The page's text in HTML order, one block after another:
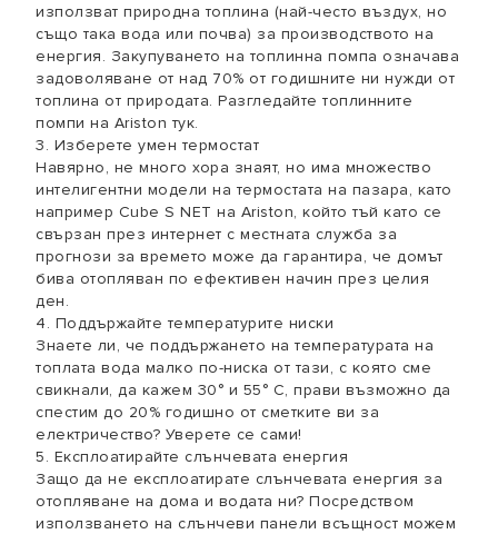
използват природна топлина (най-често въздух, но
също така вода или почва) за производството на
енергия. Закупуването на топлинна помпа означава
задоволяване от над 70% от годишните ни нужди от
топлина от природата. Разгледайте топлинните
помпи на Ariston тук.
3. Изберете умен термостат
Навярно, не много хора знаят, но има множество
интелигентни модели на термостата на пазара, като
например Cube S NET на Ariston, който тъй като се
свързан през интернет с местната служба за
прогнози за времето може да гарантира, че домът
бива отопляван по ефективен начин през целия
ден.
4. Поддържайте температурите ниски
Знаете ли, че поддържането на температурата на
топлата вода малко по-ниска от тази, с която сме
свикнали, да кажем 30° и 55° C, прави възможно да
спестим до 20% годишно от сметките ви за
електричество? Уверете се сами!
5. Експлоатирайте слънчевата енергия
Защо да не експлоатирате слънчевата енергия за
отопляване на дома и водата ни? Посредством
използването на слънчеви панели всъщност можем